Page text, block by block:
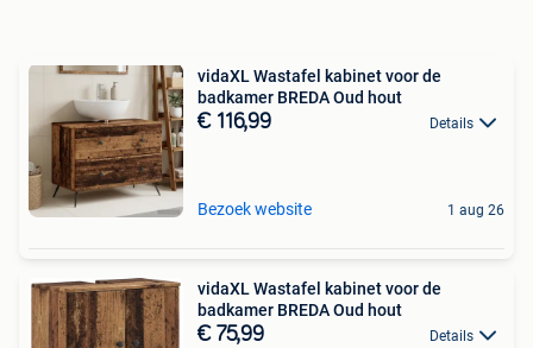
vidaXL Wastafel kabinet voor de
badkamer BREDA Oud hout
€ 116,99 Details
Bezoek website 1 aug 26
vidaXL Wastafel kabinet voor de
badkamer BREDA Oud hout
€ 75,99 Details